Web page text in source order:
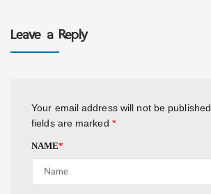
Leave a Reply
Your email address will not be published.
fields are marked *
NAME*